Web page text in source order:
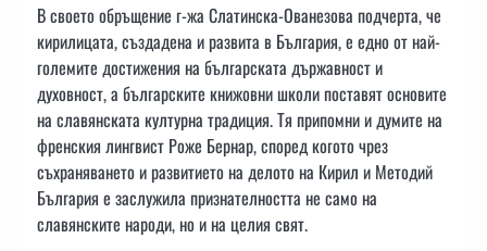
В своето обръщение г-жа Слатинска-Ованезова подчерта, че
кирилицата, създадена и развита в България, е едно от най-
големите достижения на българската държавност и
духовност, а българските книжовни школи поставят основите
на славянската културна традиция. Тя припомни и думите на
френския лингвист Роже Бернар, според когото чрез
съхраняването и развитието на делото на Кирил и Методий
България е заслужила признателността не само на
славянските народи, но и на целия свят.